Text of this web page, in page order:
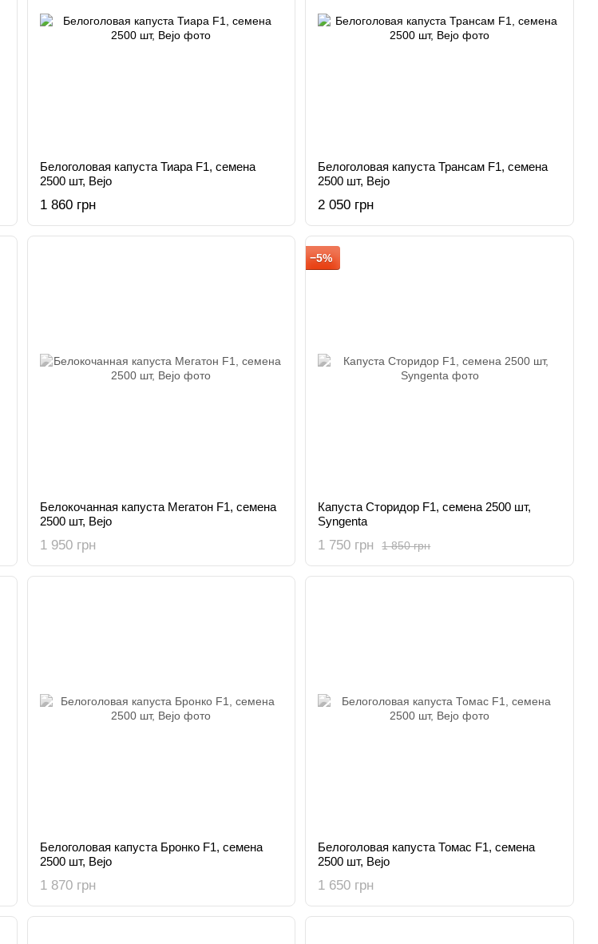
Белоголовая капуста Тиара F1, семена
2500 шт, Bejo
1 860 грн
Белоголовая капуста Трансам F1, семена
2500 шт, Bejo
2 050 грн
Белокочанная капуста Мегатон F1, семена
2500 шт, Bejo
1 950 грн
−5%
Капуста Сторидор F1, семена 2500 шт,
Syngenta
1 850 грн
1 750 грн
Белоголовая капуста Бронко F1, семена
2500 шт, Bejo
1 870 грн
Белоголовая капуста Томас F1, семена
2500 шт, Bejo
1 650 грн